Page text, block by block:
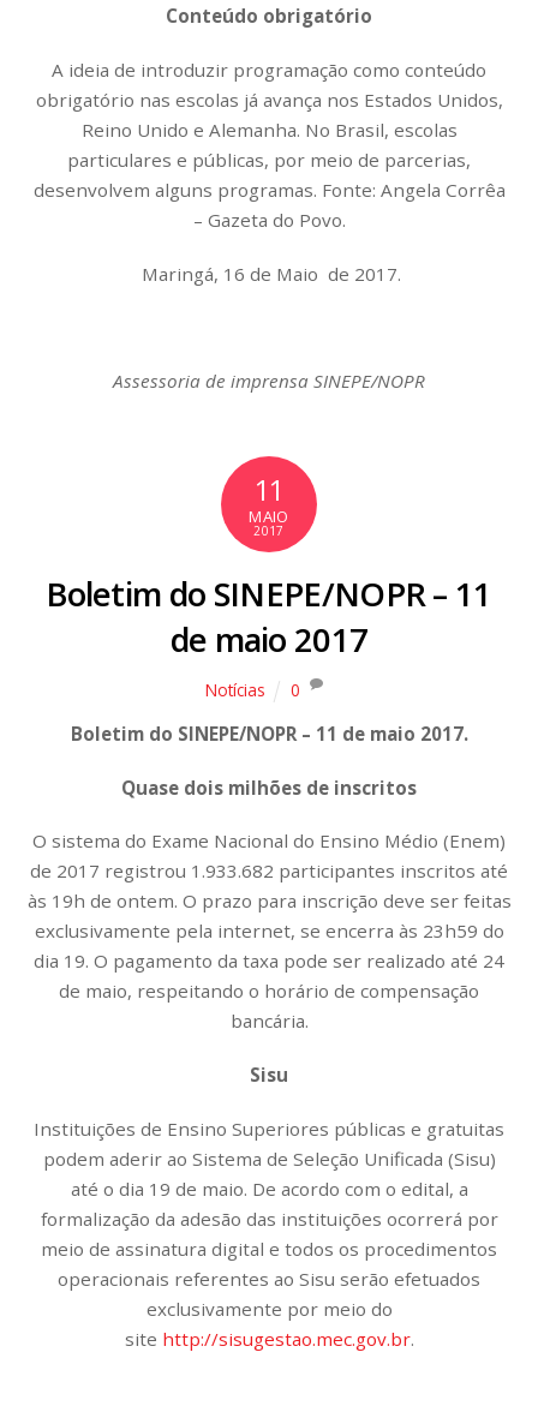
Conteúdo obrigatório
A ideia de introduzir programação como conteúdo
obrigatório nas escolas já avança nos Estados Unidos,
Reino Unido e Alemanha. No Brasil, escolas
particulares e públicas, por meio de parcerias,
desenvolvem alguns programas. Fonte: Angela Corrêa
– Gazeta do Povo.
Maringá, 16 de Maio de 2017.
Assessoria de imprensa SINEPE/NOPR
11
MAIO
2017
Boletim do SINEPE/NOPR – 11
de maio 2017
Notícias 0
Boletim do SINEPE/NOPR – 11 de maio 2017.
Quase dois milhões de inscritos
O sistema do Exame Nacional do Ensino Médio (Enem)
de 2017 registrou 1.933.682 participantes inscritos até
às 19h de ontem. O prazo para inscrição deve ser feitas
exclusivamente pela internet, se encerra às 23h59 do
dia 19. O pagamento da taxa pode ser realizado até 24
de maio, respeitando o horário de compensação
bancária.
Sisu
Instituições de Ensino Superiores públicas e gratuitas
podem aderir ao Sistema de Seleção Unificada (Sisu)
até o dia 19 de maio. De acordo com o edital, a
formalização da adesão das instituições ocorrerá por
meio de assinatura digital e todos os procedimentos
operacionais referentes ao Sisu serão efetuados
exclusivamente por meio do
site http://sisugestao.mec.gov.br.